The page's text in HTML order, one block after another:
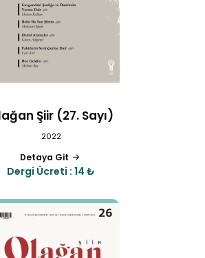
Şiir (27. Sayı)
2022
Detaya Git
Dergi Ücreti : 14 ₺